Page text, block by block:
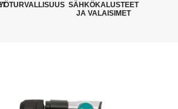
SÄHKÖKALUSTEET
JA VALAISIMET